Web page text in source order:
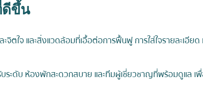
ดีขึ้น
จ และสิ่งแวดล้อมที่เอื้อต่อการฟื้นฟู การใส่ใจรายละเอียด
ดับ ห้องพักสะดวกสบาย และทีมผู้เชี่ยวชาญที่พร้อมดูแล เ